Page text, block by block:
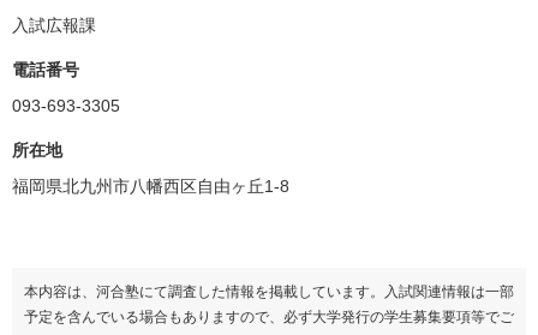
スポーツ学部
偏差値
入試広報課
電話番号
093-693-3305
所在地
福岡県北九州市八幡西区自由ヶ丘1-8
本内容は、河合塾にて調査した情報を掲載しています。入試関連情報は一部
予定を含んでいる場合もありますので、必ず大学発行の学生募集要項等でご